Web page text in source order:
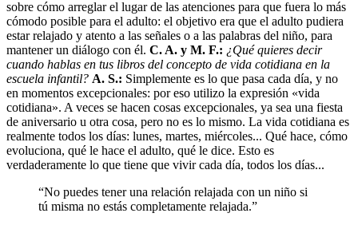
sobre cómo arreglar el lugar de las atenciones para que fuera lo más
cómodo posible para el adulto: el objetivo era que el adulto pudiera
estar relajado y atento a las señales o a las palabras del niño, para
mantener un diálogo con él. C. A. y M. F.: ¿Qué quieres decir
cuando hablas en tus libros del concepto de vida cotidiana en la
escuela infantil? A. S.: Simplemente es lo que pasa cada día, y no
en momentos excepcionales: por eso utilizo la expresión «vida
cotidiana». A veces se hacen cosas excepcionales, ya sea una fiesta
de aniversario u otra cosa, pero no es lo mismo. La vida cotidiana es
realmente todos los días: lunes, martes, miércoles... Qué hace, cómo
evoluciona, qué le hace el adulto, qué le dice. Esto es
verdaderamente lo que tiene que vivir cada día, todos los días...
“No puedes tener una relación relajada con un niño si
tú misma no estás completamente relajada.”